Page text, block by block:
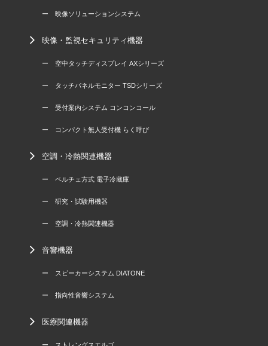
ー 映像ソリューションシステム
映像・監視セキュリティ機器
ー 空中タッチディスプレイ AXシリーズ
ー タッチパネルモニター TSDシリーズ
ー 受付案内システム コンコンコール
ー コンパクト無人受付機 らく呼び
空調・冷熱関連機器
ー ペルチェ方式 電子冷蔵庫
ー 研究・試験用機器
ー 空調・冷熱関連機器
音響機器
ー スピーカーシステム DIATONE
ー 指向性音響システム
医療関連機器